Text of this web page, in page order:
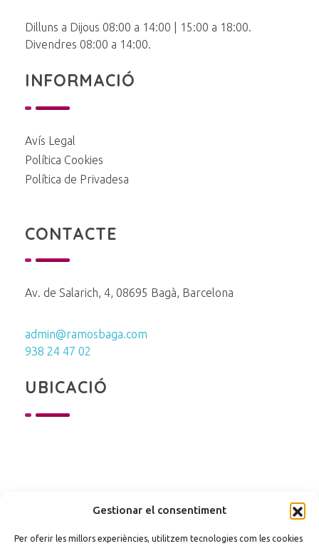
Gestionar el consentiment
Per oferir les millors experiències, utilitzem tecnologies com les cookies
Dilluns a Dijous 08:00 a 14:00 | 15:00 a 18:00.
Divendres 08:00 a 14:00.
INFORMACIÓ
Avís Legal
Política Cookies
Política de Privadesa
CONTACTE
Av. de Salarich, 4, 08695 Bagà, Barcelona
admin@ramosbaga.com
938 24 47 02
UBICACIÓ